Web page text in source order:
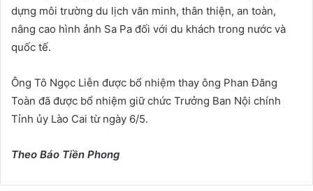
dựng môi trường du lịch văn minh, thân thiện, an toàn,
nâng cao hình ảnh Sa Pa đối với du khách trong nước và
quốc tế.
Ông Tô Ngọc Liễn được bổ nhiệm thay ông Phan Đăng
Toàn đã được bổ nhiệm giữ chức Trưởng Ban Nội chính
Tỉnh ủy Lào Cai từ ngày 6/5.
Theo Báo Tiền Phong